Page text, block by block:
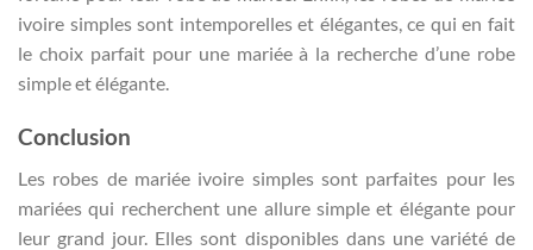
ivoire simples sont intemporelles et élégantes, ce qui en fait
le choix parfait pour une mariée à la recherche d’une robe
simple et élégante.
Conclusion
Les robes de mariée ivoire simples sont parfaites pour les
mariées qui recherchent une allure simple et élégante pour
leur grand jour. Elles sont disponibles dans une variété de